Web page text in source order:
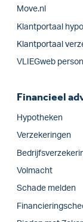
Move.nl
Klantportaal
Klantportaal
VLIEGweb
Financieel
Hypotheken
Verzekeringen
Volmacht
Schade melden